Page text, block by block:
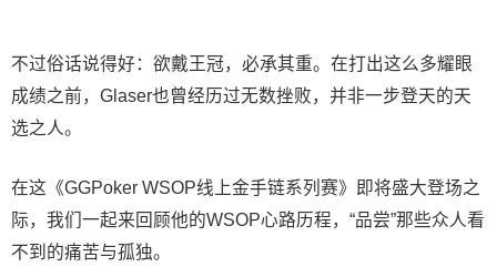
不过俗话说得好：欲戴王冠，必承其重。在打出这么多耀眼
成绩之前，Glaser也曾经历过无数挫败，并非一步登天的天
选之人。
在这《GGPoker WSOP线上金手链系列赛》即将盛大登场之
际，我们一起来回顾他的WSOP心路历程，“品尝”那些众人看
不到的痛苦与孤独。